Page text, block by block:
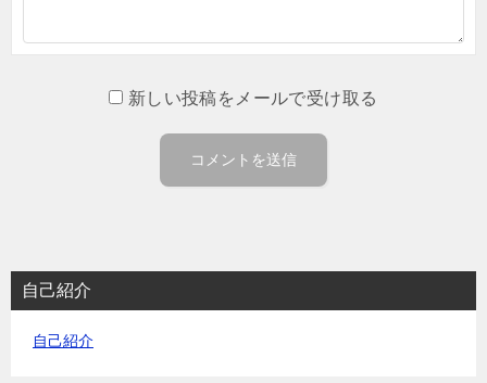
新しい投稿をメールで受け取る
自己紹介
自己紹介